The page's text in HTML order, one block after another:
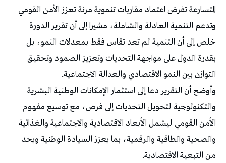
المتسارعة تفرض اعتماد مقاربات تنموية مرنة تعزز الأمن القومي
وتدعم التنمية العادلة والشاملة، مشيرا إلى أن تقرير الدورة
خلص إلى أن التنمية لم تعد تقاس فقط بمعدلات النمو، بل
بقدرة الدول على مواجهة التحديات وتعزيز الصمود وتحقيق
التوازن بين النمو الاقتصادي والعدالة الاجتماعية.
وأوضح أن التقرير دعا إلى استثمار الإمكانات الوطنية البشرية
والتكنولوجية لتحويل التحديات إلى فرص، مع توسيع مفهوم
الأمن القومي ليشمل الأبعاد الاقتصادية والاجتماعية والغذائية
والصحية والطاقية والرقمية، بما يعزز السيادة الوطنية ويحد
من التبعية الاقتصادية.